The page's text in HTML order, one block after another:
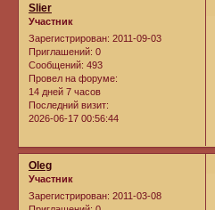
Slier
Участник
Зарегистрирован: 2011-09-03
Приглашений: 0
Сообщений: 493
Провел на форуме:
14 дней 7 часов
Последний визит:
2026-06-17 00:56:44
Oleg
Участник
Зарегистрирован: 2011-03-08